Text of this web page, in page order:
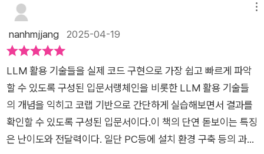
로 실제 AI 서비스를 직접 만들어볼 수 있도록 구성된 실습 중심
자에게 더없이 유용한 지침서가 될 것입니다. AI 에이전트 구현의
있는 분석책의 1부는 LLM의 발전과 AI 기술의 흐름을 설명하며
시작합니다. GPT-4o와 같은 최신 모델의 특징부터 멀티모달 L
LM, 오픈소스 모델의 부상까지 AI가 어떻게 진화하고 있는지를
체계적으로 조망합니다. 기술 트렌드에 민감한 독자라면 이 부분
만으로도 큰 인사이트를 얻을 수 있습니다.2. AI 에이전트의 개념
nanhmjjang 2025-04-19
LLM 활용 기술들을 실제 코드 구현으로 가장 쉽고 빠르게 파악
할 수 있도록 구성된 입문서랭체인을 비롯한 LLM 활용 기술들
의 개념을 익히고 코랩 기반으로 간단하게 실습해보면서 결과를
확인할 수 있도록 구성된 입문서이다.이 책의 단연 돋보이는 특징
은 난이도와 전달력이다. 일단 PC등에 설치 환경 구축 등의 과정